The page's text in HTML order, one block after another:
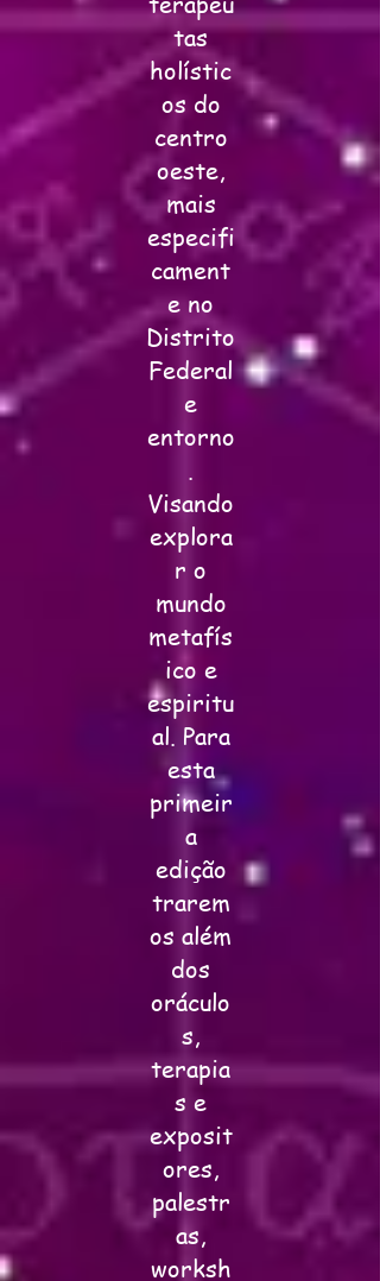
tas
holístic
os do
centro
oeste,
mais
especifi
cament
e no
Distrito
Federal
e
entorno
.
Visando
explora
r o
mundo
metafís
ico e
espiritu
al. Para
esta
primeir
a
edição
trarem
os além
dos
oráculo
s,
terapia
s e
exposit
ores,
palestr
as,
worksh